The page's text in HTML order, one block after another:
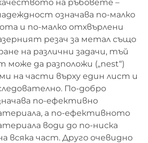
на ръбовете –
означава по-малко
и по-малко отхвърлени
резач за метал също
на различни задачи, тъй
да разположи („nest“)
на части върху един лист и
По-добро
по-ефективно
а по-ефективното
води до по-ниска
всяка част. Друго очевидно